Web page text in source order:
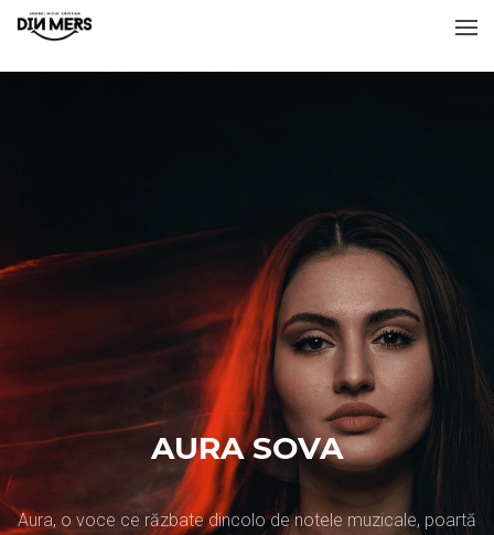
AURA SOVA
Aura, o voce ce răzbate dincolo de notele muzicale, poartă